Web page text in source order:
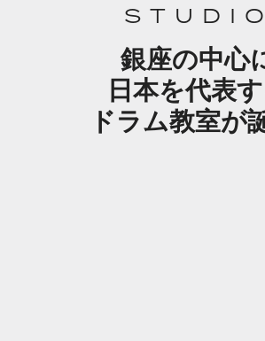
STUDIO
銀座の中心
日本を代表
ドラム教室が